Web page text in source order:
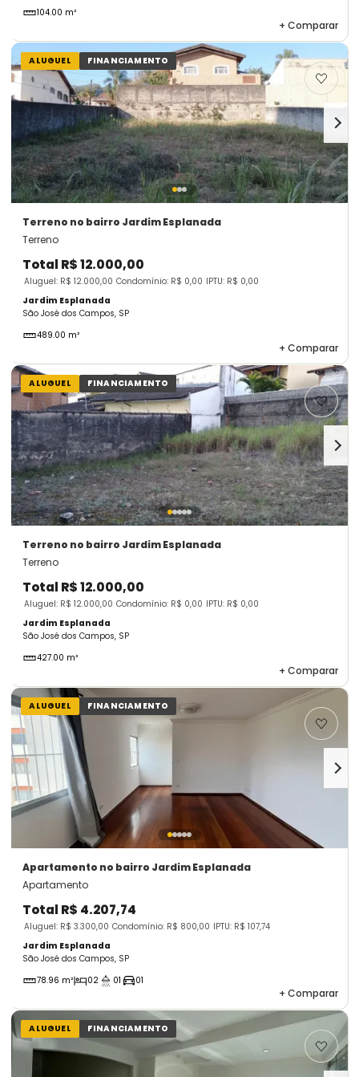
104.00 m²
+ Comparar
ALUGUEL FINANCIAMENTO
Terreno no bairro Jardim Esplanada
Terreno
Total R$ 12.000,00
Aluguel: R$ 12.000,00 Condomínio: R$ 0,00 IPTU: R$ 0,00
Jardim Esplanada
São José dos Campos, SP
489.00 m²
+ Comparar
ALUGUEL FINANCIAMENTO
Terreno no bairro Jardim Esplanada
Terreno
Total R$ 12.000,00
Aluguel: R$ 12.000,00 Condomínio: R$ 0,00 IPTU: R$ 0,00
Jardim Esplanada
São José dos Campos, SP
427.00 m²
+ Comparar
ALUGUEL FINANCIAMENTO
Apartamento no bairro Jardim Esplanada
Apartamento
Total R$ 4.207,74
Aluguel: R$ 3.300,00 Condomínio: R$ 800,00 IPTU: R$ 107,74
Jardim Esplanada
São José dos Campos, SP
78.96 m²
02 01 01
+ Comparar
ALUGUEL FINANCIAMENTO